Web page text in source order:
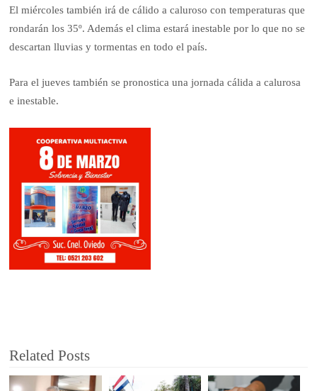
El miércoles también irá de cálido a caluroso con temperaturas que
rondarán los 35º. Además el clima estará inestable por lo que no se
descartan lluvias y tormentas en todo el país.
Para el jueves también se pronostica una jornada cálida a calurosa
e inestable.
Related Posts